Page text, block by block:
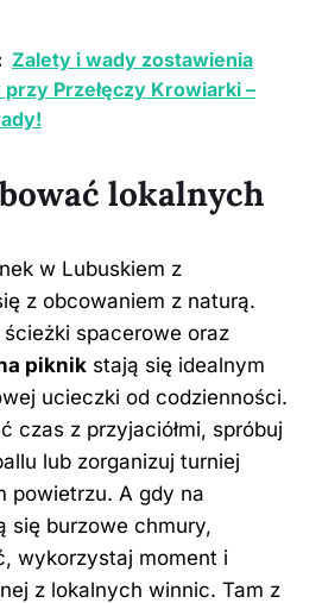
Zalety i wady zostawienia
Przełęczy Krowiarki –
lokalnych
w Lubuskiem z
z obcowaniem z naturą.
spacerowe oraz
piknik stają się idealnym
ucieczki od codzienności.
czas z przyjaciółmi, spróbuj
lub zorganizuj turniej
powietrzu. A gdy na
się burzowe chmury,
wykorzystaj moment i
z lokalnych winnic. Tam z